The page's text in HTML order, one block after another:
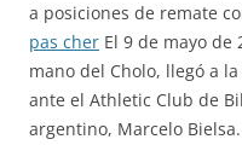
a posiciones de remate
pas cher El 9 de mayo
mano del Cholo, llegó a
ante el Athletic Club de
argentino, Marcelo